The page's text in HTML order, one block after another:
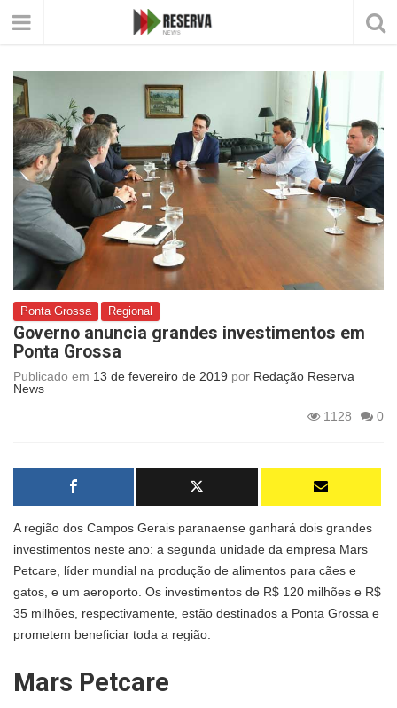
Ponta Grossa Regional
Governo anuncia grandes investimentos em
Ponta Grossa
Publicado em 13 de fevereiro de 2019 por Redação Reserva
News
1128
0
A região dos Campos Gerais paranaense ganhará dois grandes
investimentos neste ano: a segunda unidade da empresa Mars
Petcare, líder mundial na produção de alimentos para cães e
gatos, e um aeroporto. Os investimentos de R$ 120 milhões e R$
35 milhões, respectivamente, estão destinados a Ponta Grossa e
prometem beneficiar toda a região.
Mars Petcare